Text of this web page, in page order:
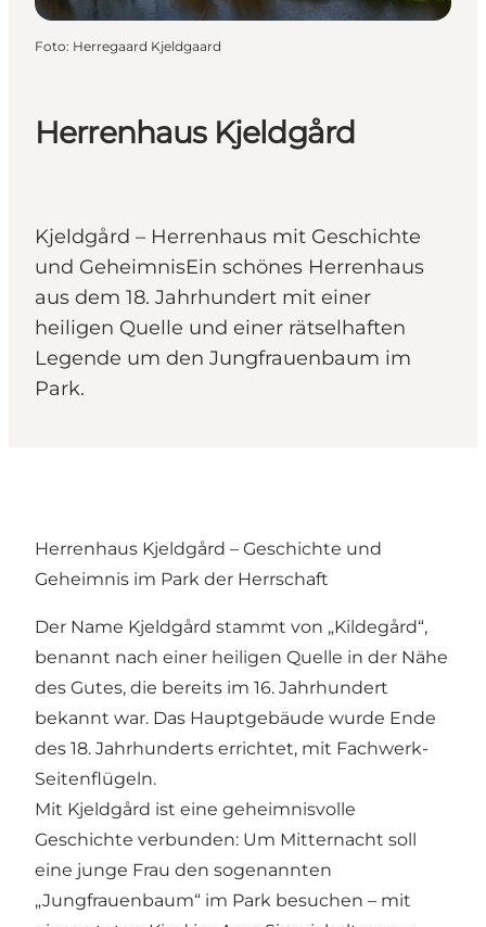
Herrenhaus Kjeldgård
Kjeldgård – Herrenhaus mit Geschichte
und GeheimnisEin schönes Herrenhaus
aus dem 18. Jahrhundert mit einer
heiligen Quelle und einer rätselhaften
Legende um den Jungfrauenbaum im
Park.
Foto: Herregaard Kjeldgaard
Herrenhaus Kjeldgård – Geschichte und
Geheimnis im Park der Herrschaft
Der Name Kjeldgård stammt von „Kildegård“,
benannt nach einer heiligen Quelle in der Nähe
des Gutes, die bereits im 16. Jahrhundert
bekannt war. Das Hauptgebäude wurde Ende
des 18. Jahrhunderts errichtet, mit Fachwerk-
Seitenflügeln.
Mit Kjeldgård ist eine geheimnisvolle
Geschichte verbunden: Um Mitternacht soll
eine junge Frau den sogenannten
„Jungfrauenbaum“ im Park besuchen – mit